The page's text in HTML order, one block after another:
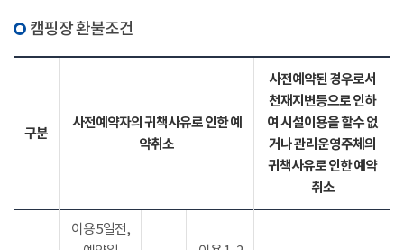
캠핑장 환불조건
구분
사전예약자의 귀책사유로 인한 예
약취소
사전예약된 경우로서
천재지변등으로 인하
여 시설이용을 할수 없
거나 관리운영주체의
귀책사유로 인한 예약
취소
이용 5일전,